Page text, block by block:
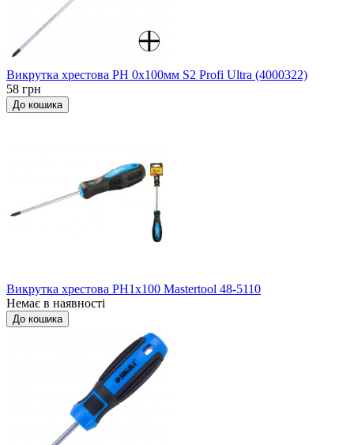
Викрутка хрестова PH 0x100мм S2 Profi Ultra (4000322)
58 грн
До кошика
Викрутка хрестова РН1x100 Mastertool 48-5110
Немає в наявності
До кошика